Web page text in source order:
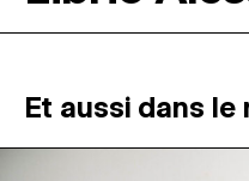
RÉSIDENCES ↓
ATELIERS OUVERTS
Et aussi dans le